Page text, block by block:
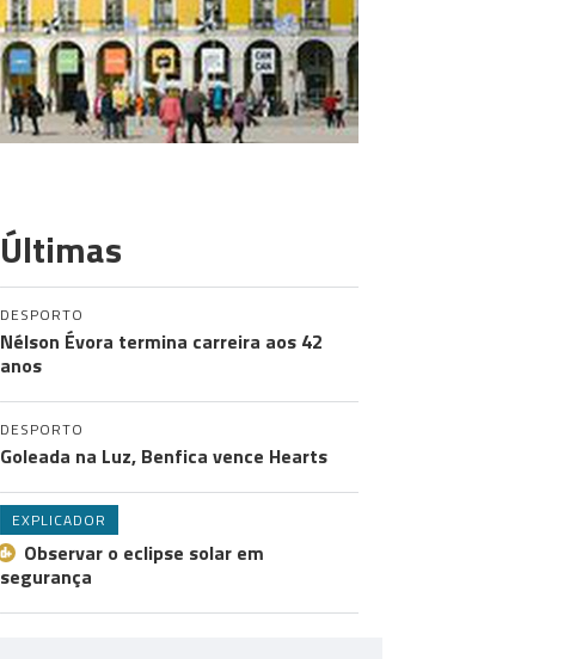
Últimas
DESPORTO
Nélson Évora termina carreira aos 42
anos
DESPORTO
Goleada na Luz, Benfica vence Hearts
EXPLICADOR
Observar o eclipse solar em
segurança